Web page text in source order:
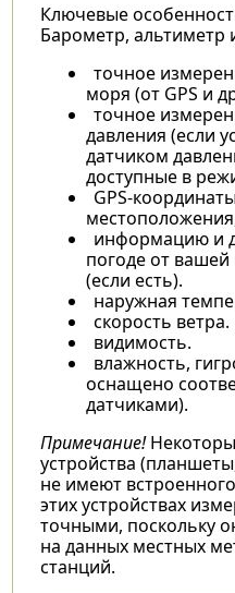
Ключевые
Барометр, альтиметр
точное
моря (от GPS и
точное
давления (если
датчиком
доступные в
GPS-
информацию и
погоде от
(если есть).
наружная
скорость ветра.
видимость.
влажность,
оснащено
датчиками).
Примечание!
устройства
не имеют
этих устройствах
точными, поскольку
на данных местных
станций.